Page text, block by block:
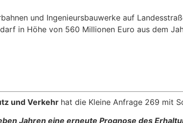
und Ingenieursbauwerke auf
in Höhe von 560 Millionen Euro aus dem
und Verkehr hat die Kleine Anfrage 269 mit
Jahren eine erneute Prognose des